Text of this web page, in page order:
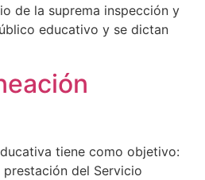
de la suprema inspección y
educativo y se dictan
tiene como objetivo:
del Servicio